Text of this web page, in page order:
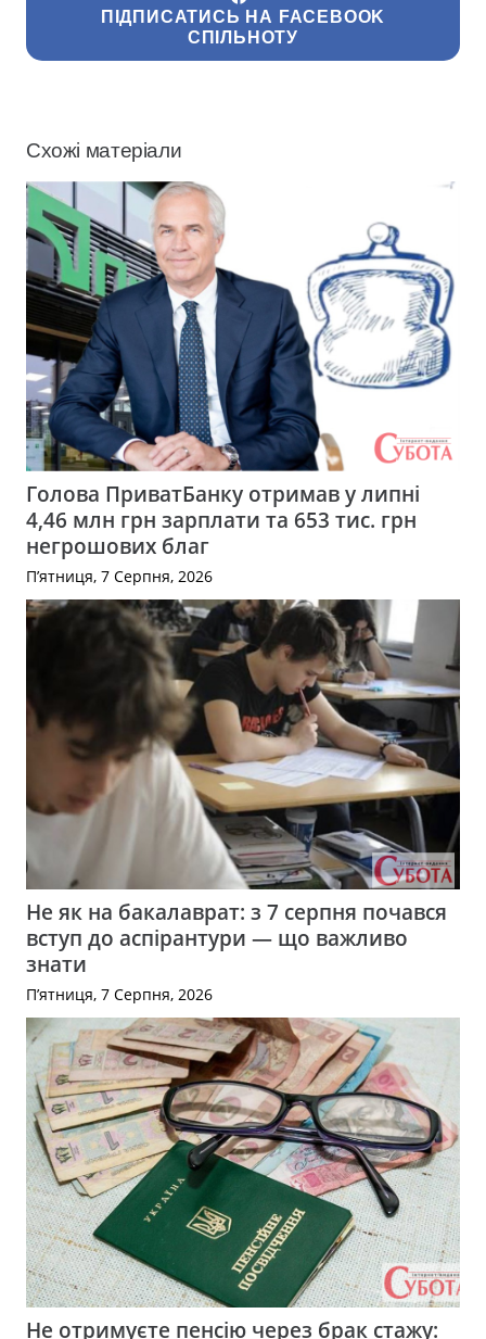
ПІДПИСАТИСЬ НА FACEBOOK
СПІЛЬНОТУ
Схожі матеріали
Голова ПриватБанку отримав у липні
4,46 млн грн зарплати та 653 тис. грн
негрошових благ
П’ятниця, 7 Серпня, 2026
Не як на бакалаврат: з 7 серпня почався
вступ до аспірантури — що важливо
знати
П’ятниця, 7 Серпня, 2026
Не отримуєте пенсію через брак стажу: